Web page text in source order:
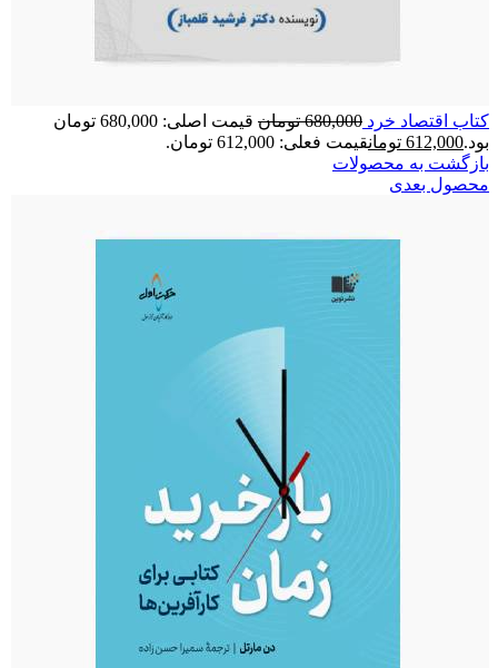
کتاب اقتصاد خرد 680,000 تومان
قیمت اصلی: 680,000 تومان
بود.612,000 تومانقیمت فعلی: 612,000 تومان.
بازگشت به محصولات
محصول بعدی